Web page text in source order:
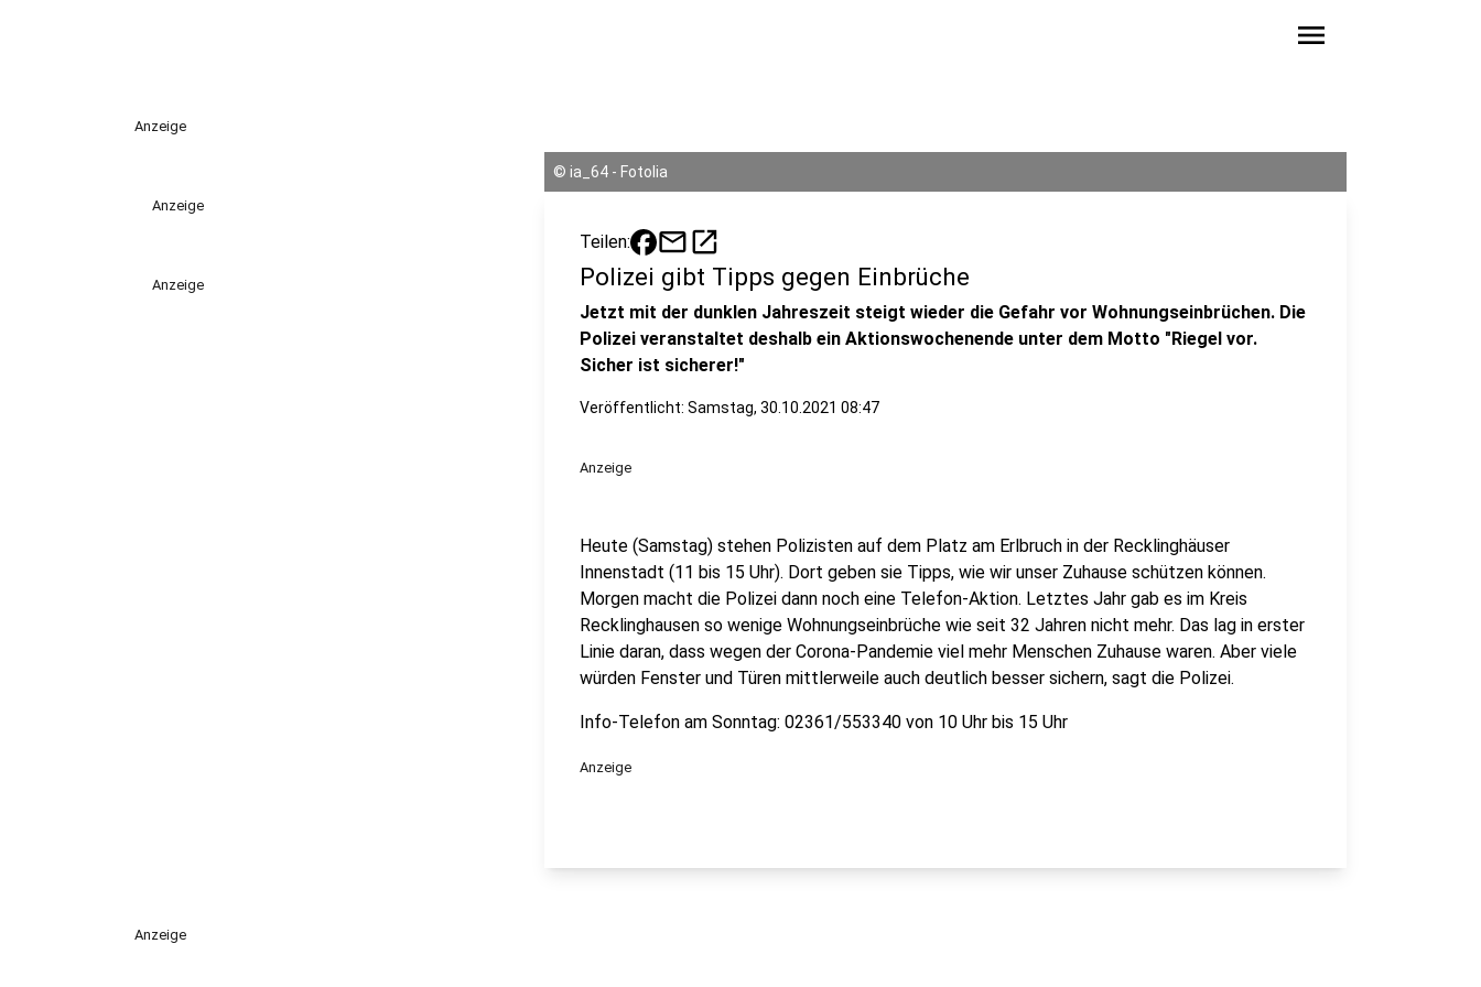
menu
Anzeige
Anzeige
Anzeige
© ia_64 - Fotolia
Teilen: mailopen_in_new
Polizei gibt Tipps gegen Einbrüche
Jetzt mit der dunklen Jahreszeit steigt wieder die Gefahr vor Wohnungseinbrüchen. Die
Polizei veranstaltet deshalb ein Aktionswochenende unter dem Motto "Riegel vor.
Sicher ist sicherer!"
Veröffentlicht: Samstag, 30.10.2021 08:47
Anzeige
Heute (Samstag) stehen Polizisten auf dem Platz am Erlbruch in der Recklinghäuser
Innenstadt (11 bis 15 Uhr). Dort geben sie Tipps, wie wir unser Zuhause schützen können.
Morgen macht die Polizei dann noch eine Telefon-Aktion. Letztes Jahr gab es im Kreis
Recklinghausen so wenige Wohnungseinbrüche wie seit 32 Jahren nicht mehr. Das lag in erster
Linie daran, dass wegen der Corona-Pandemie viel mehr Menschen Zuhause waren. Aber viele
würden Fenster und Türen mittlerweile auch deutlich besser sichern, sagt die Polizei.
Info-Telefon am Sonntag: 02361/553340 von 10 Uhr bis 15 Uhr
Anzeige
Anzeige